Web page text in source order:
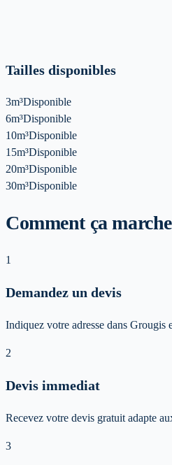
Tailles disponibles
3m³Disponible
6m³Disponible
10m³Disponible
15m³Disponible
20m³Disponible
30m³Disponible
Comment ça
1
Demandez un devis
Indiquez votre adresse dans Grougis
2
Devis immediat
Recevez votre devis gratuit adapte
3